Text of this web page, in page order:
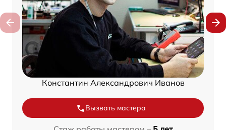
Константин Александрович Иванов
Вызвать мастера